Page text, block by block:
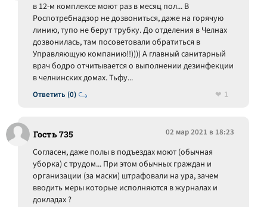
Ответить (0)
в 12-м комплексе моют раз в месяц пол... В
Роспотребнадзор не дозвониться, даже на горячую
линию, тупо не берут трубку. До отделения в Челнах
дозвонилась, там посоветовали обратиться в
Управляющую компанию!!)))) А главный санитарный
врач бодро отчитывается о выполнении дезинфекции
в челнинских домах. Тьфу...
1
Гость 735 02 мар 2021 в 18:23
Согласен, даже полы в подъездах моют (обычная
уборка) с трудом... При этом обычных граждан и
организации (за маски) штрафовали на ура, зачем
вводить меры которые исполняются в журналах и
докладах ?